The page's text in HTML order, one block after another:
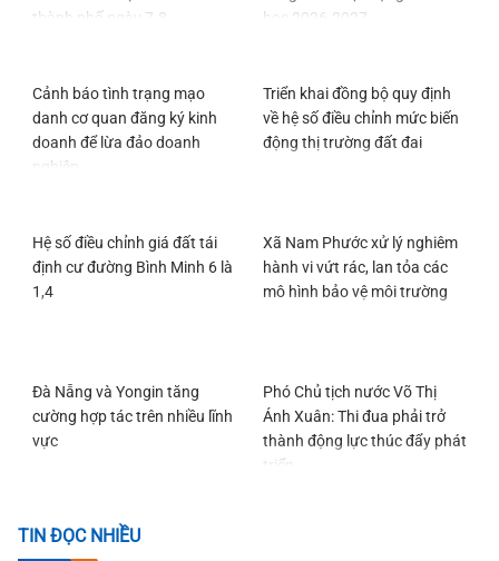
thành phố ngày 7-8
học 2026-2027
Cảnh báo tình trạng mạo
danh cơ quan đăng ký kinh
doanh để lừa đảo doanh
nghiệp
Triển khai đồng bộ quy định
về hệ số điều chỉnh mức biến
động thị trường đất đai
Hệ số điều chỉnh giá đất tái
định cư đường Bình Minh 6 là
1,4
Xã Nam Phước xử lý nghiêm
hành vi vứt rác, lan tỏa các
mô hình bảo vệ môi trường
Đà Nẵng và Yongin tăng
cường hợp tác trên nhiều lĩnh
vực
Phó Chủ tịch nước Võ Thị
Ánh Xuân: Thi đua phải trở
thành động lực thúc đẩy phát
triển
TIN ĐỌC NHIỀU